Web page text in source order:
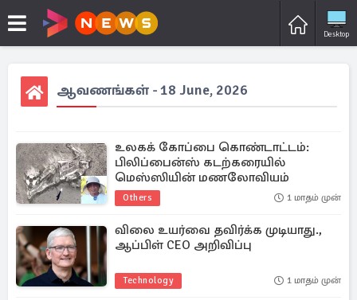
Desktop
ஆவணங்கள் - 18 June, 2026
உலகக் கோப்பை கொண்டாட்டம்:
பிலிப்பைன்ஸ் கடற்கரையில்
மெஸ்ஸியின் மணலோவியம்
Others 1 மாதம் முன்
விலை உயர்வை தவிர்க்க முடியாது.,
ஆப்பிள் CEO அறிவிப்பு
Technology 1 மாதம் முன்